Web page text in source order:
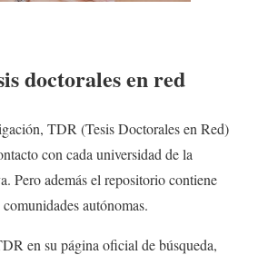
doctorales en red
TDR (Tesis Doctorales en Red)
con cada universidad de la
Pero además el repositorio contiene
autónomas.
en su página oficial de búsqueda,